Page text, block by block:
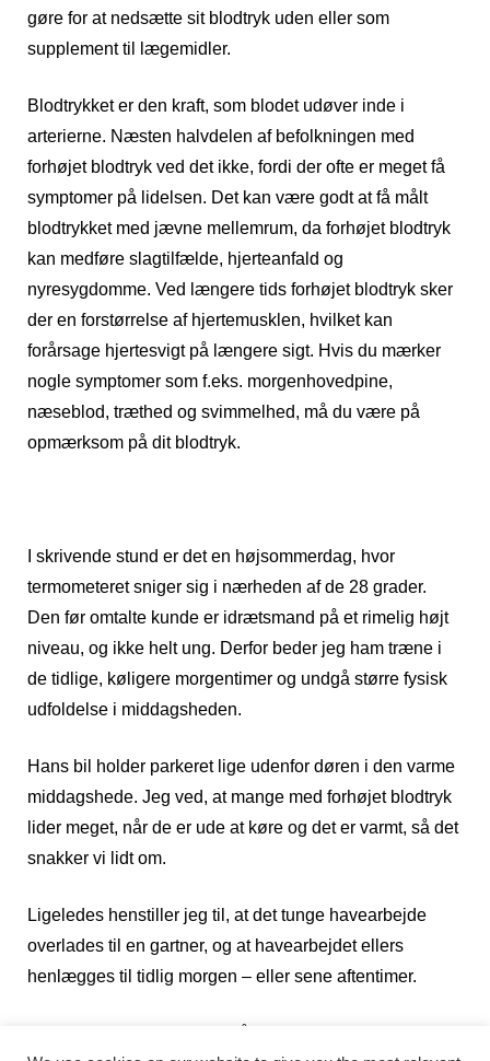
gøre for at nedsætte sit blodtryk uden eller som
supplement til lægemidler.
Blodtrykket er den kraft, som blodet udøver inde i
arterierne. Næsten halvdelen af befolkningen med
forhøjet blodtryk ved det ikke, fordi der ofte er meget få
symptomer på lidelsen. Det kan være godt at få målt
blodtrykket med jævne mellemrum, da forhøjet blodtryk
kan medføre slagtilfælde, hjerteanfald og
nyresygdomme. Ved længere tids forhøjet blodtryk sker
der en forstørrelse af hjertemusklen, hvilket kan
forårsage hjertesvigt på længere sigt. Hvis du mærker
nogle symptomer som f.eks. morgenhovedpine,
næseblod, træthed og svimmelhed, må du være på
opmærksom på dit blodtryk.
I skrivende stund er det en højsommerdag, hvor
termometeret sniger sig i nærheden af de 28 grader.
Den før omtalte kunde er idrætsmand på et rimelig højt
niveau, og ikke helt ung. Derfor beder jeg ham træne i
de tidlige, køligere morgentimer og undgå større fysisk
udfoldelse i middagsheden.
Hans bil holder parkeret lige udenfor døren i den varme
middagshede. Jeg ved, at mange med forhøjet blodtryk
lider meget, når de er ude at køre og det er varmt, så det
snakker vi lidt om.
Ligeledes henstiller jeg til, at det tunge havearbejde
overlades til en gartner, og at havearbejdet ellers
henlægges til tidlig morgen – eller sene aftentimer.